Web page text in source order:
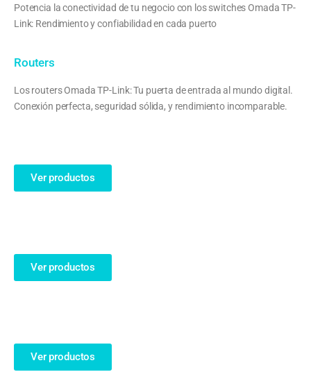
Potencia la conectividad de tu negocio con los switches Omada TP-
Link: Rendimiento y confiabilidad en cada puerto
Routers
Los routers Omada TP-Link: Tu puerta de entrada al mundo digital.
Conexión perfecta, seguridad sólida, y rendimiento incomparable.
Ver productos
Ver productos
Ver productos